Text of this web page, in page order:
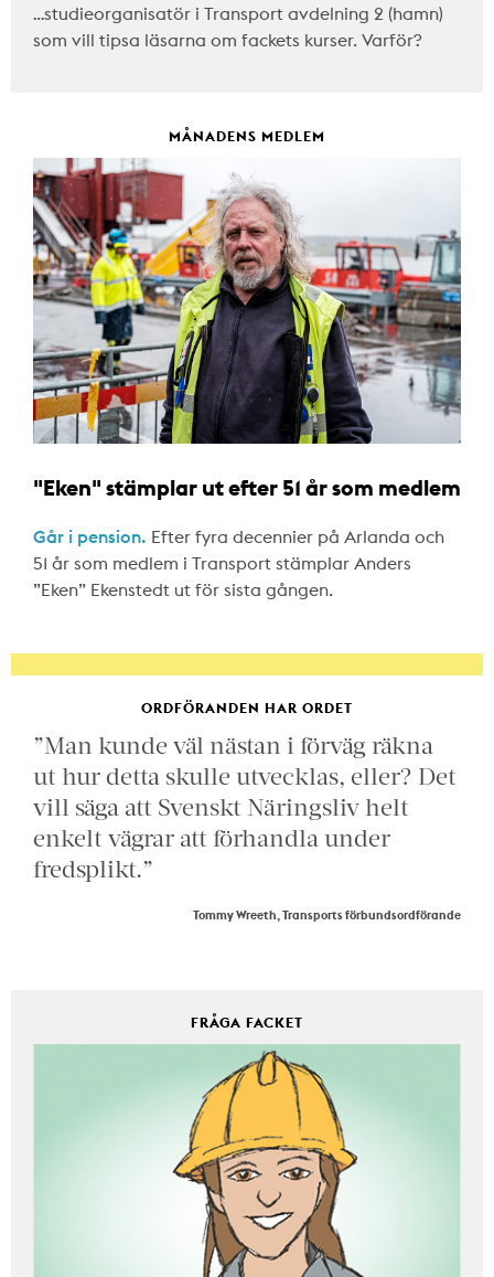
…studieorganisatör i Transport avdelning 2 (hamn)
som vill tipsa läsarna om fackets kurser. Varför?
MÅNADENS MEDLEM
"Eken" stämplar ut efter 51 år som medlem
Går i pension. Efter fyra decennier på Arlanda och
51 år som medlem i Transport stämplar Anders
”Eken” Ekenstedt ut för sista gången.
ORDFÖRANDEN HAR ORDET
”Man kunde väl nästan i förväg räkna
ut hur detta skulle utvecklas, eller? Det
vill säga att Svenskt Näringsliv helt
enkelt vägrar att förhandla under
fredsplikt.”
Tommy Wreeth, Transports förbundsordförande
FRÅGA FACKET